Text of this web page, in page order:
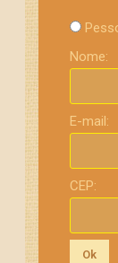
Nome:
E-mail:
CEP:
Ok